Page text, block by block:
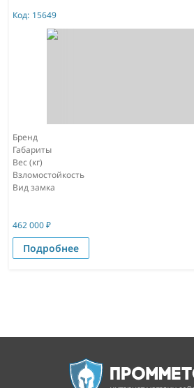
Код: 15649
Бренд
Габариты
Вес (кг)
Взломостойкость
Вид замка
462 000₽
Подробнее